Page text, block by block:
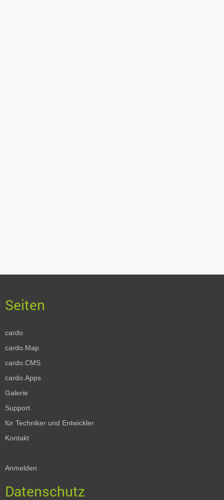
cardo
cardo.Map
cardo.CMS
cardo.Apps
Galerie
Support
für Techniker und Entwickler
Kontakt
Anmelden
Datenschutz